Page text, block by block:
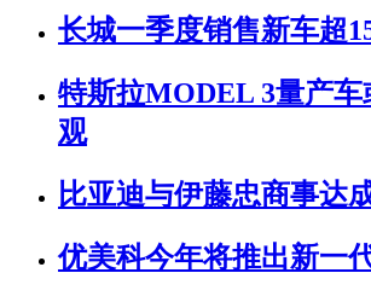
长城一季度销售新车超
特斯拉MODEL 3量产车
观
比亚迪与伊藤忠商事达
优美科今年将推出新一